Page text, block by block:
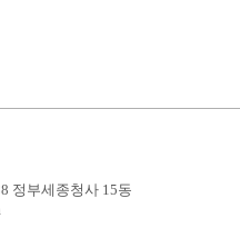
정부세종청사 15동